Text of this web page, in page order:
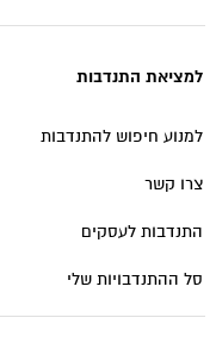
רוח
למציאת התנדבות
למנוע חיפוש להתנדבות
צרו קשר
התנדבות לעסקים
סל ההתנדבויות שלי